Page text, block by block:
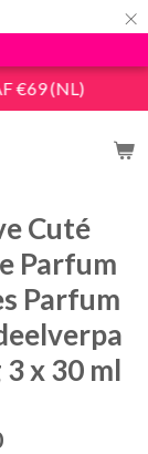
×
€69 (NL)
Cuté
Parfum
Parfum
x 30 ml